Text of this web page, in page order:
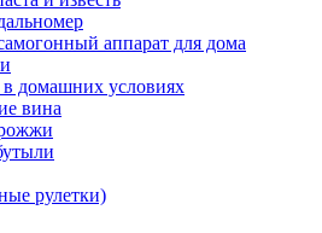
аппарат для дома
домашних условиях
вина
рулетки)